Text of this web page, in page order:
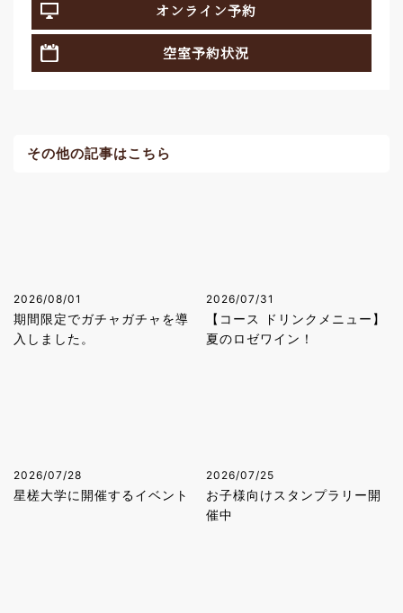
オンライン予約
空室予約状況
その他の記事はこちら
2026/08/01
期間限定でガチャガチャを導
入しました。
2026/07/31
【コース ドリンクメニュー】
夏のロゼワイン！
2026/07/28
星槎大学に開催するイベント
2026/07/25
お子様向けスタンプラリー開
催中